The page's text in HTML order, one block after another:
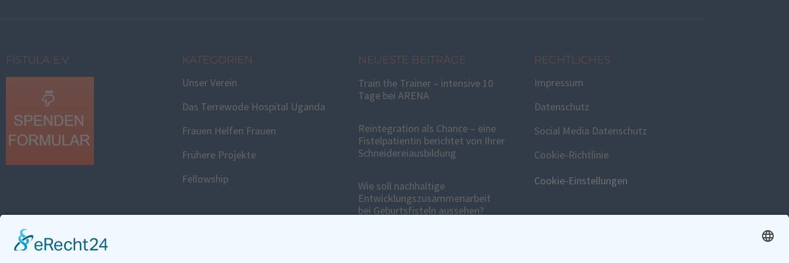
FISTULA E.V. KATEGORIEN
Unser Verein
Das Terrewode Hospital Uganda
Frauen Helfen Frauen
Frühere Projekte
Fellowship
NEUESTE BEITRÄGE
Train the Trainer – intensive 10
Tage bei ARENA
Reintegration als Chance – eine
Fistelpatientin berichtet von Ihrer
Schneidereiausbildung
Wie soll nachhaltige
Entwicklungszusammenarbeit
bei Geburtsfisteln aussehen?
RECHTLICHES
Impressum
Datenschutz
Social Media Datenschutz
Cookie-Richtlinie
Cookie-Einstellungen